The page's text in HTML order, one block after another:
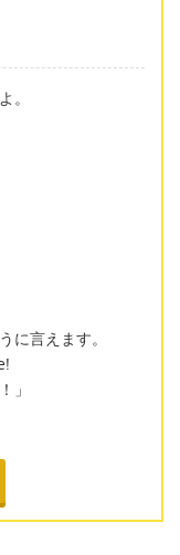
。
に言えます。
」